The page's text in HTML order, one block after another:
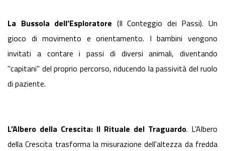
La Bussola dell’Esploratore (Il Conteggio dei Passi). Un
gioco di movimento e orientamento. I bambini vengono
invitati a contare i passi di diversi animali, diventando
"capitani" del proprio percorso, riducendo la passività del ruolo
di paziente.
L’Albero della Crescita: Il Rituale del Traguardo. L’Albero
della Crescita trasforma la misurazione dell'altezza da fredda